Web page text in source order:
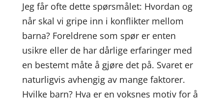
Jeg får ofte dette spørsmålet: Hvordan og
når skal vi gripe inn i konflikter mellom
barna? Foreldrene som spør er enten
usikre eller de har dårlige erfaringer med
en bestemt måte å gjøre det på. Svaret er
naturligvis avhengig av mange faktorer.
Hvilke barn? Hva er en voksnes motiv for å